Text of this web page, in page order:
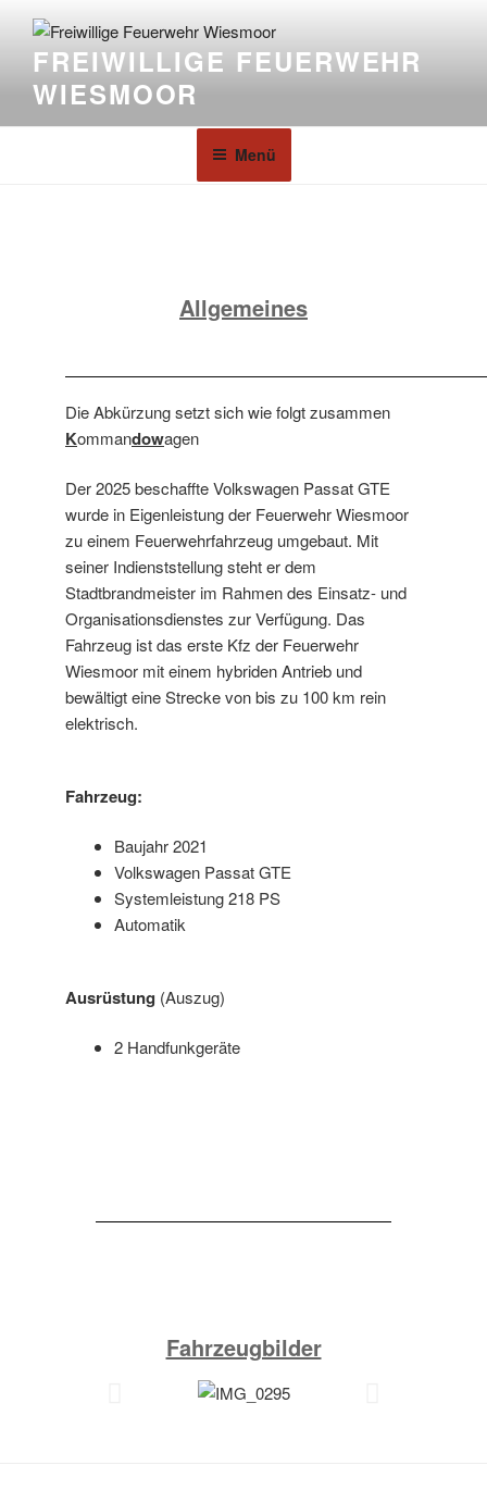
FREIWILLIGE FEUERWEHR
WIESMOOR
Menü
Allgemeines
Die Abkürzung setzt sich wie folgt zusammen
Kommandowagen
Der 2025 beschaffte Volkswagen Passat GTE
wurde in Eigenleistung der Feuerwehr Wiesmoor
zu einem Feuerwehrfahrzeug umgebaut. Mit
seiner Indienststellung steht er dem
Stadtbrandmeister im Rahmen des Einsatz- und
Organisationsdienstes zur Verfügung. Das
Fahrzeug ist das erste Kfz der Feuerwehr
Wiesmoor mit einem hybriden Antrieb und
bewältigt eine Strecke von bis zu 100 km rein
elektrisch.
Fahrzeug:
Baujahr 2021
Volkswagen Passat GTE
Systemleistung 218 PS
Automatik
Ausrüstung (Auszug)
2 Handfunkgeräte
Fahrzeugbilder